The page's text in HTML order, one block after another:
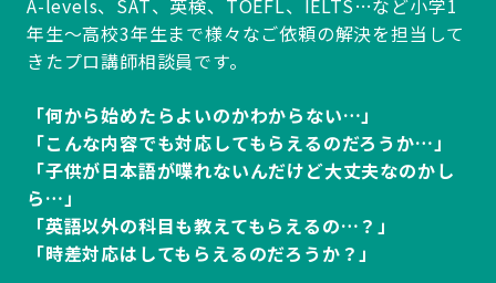
A-levels、SAT、英検、TOEFL、IELTS…など小学1
年生～高校3年生まで様々なご依頼の解決を担当して
きたプロ講師相談員です。
「何から始めたらよいのかわからない…」
「こんな内容でも対応してもらえるのだろうか…」
「子供が日本語が喋れないんだけど大丈夫なのかし
ら…」
「英語以外の科目も教えてもらえるの…？」
「時差対応はしてもらえるのだろうか？」